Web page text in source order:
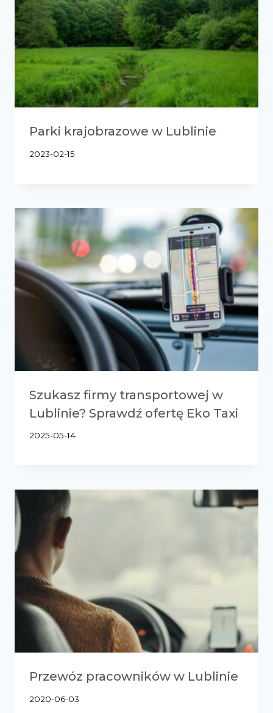
Parki krajobrazowe w Lublinie
2023-02-15
Szukasz firmy transportowej w
Lublinie? Sprawdź ofertę Eko Taxi
2025-05-14
Przewóz pracowników w Lublinie
2020-06-03